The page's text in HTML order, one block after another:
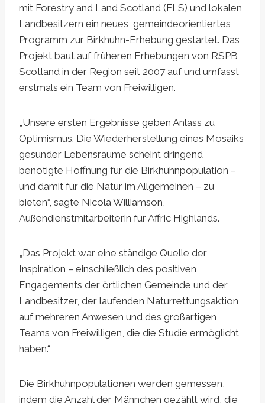
mit Forestry and Land Scotland (FLS) und lokalen
Landbesitzern ein neues, gemeindeorientiertes
Programm zur Birkhuhn-Erhebung gestartet. Das
Projekt baut auf früheren Erhebungen von RSPB
Scotland in der Region seit 2007 auf und umfasst
erstmals ein Team von Freiwilligen.
„Unsere ersten Ergebnisse geben Anlass zu
Optimismus. Die Wiederherstellung eines Mosaiks
gesunder Lebensräume scheint dringend
benötigte Hoffnung für die Birkhuhnpopulation –
und damit für die Natur im Allgemeinen – zu
bieten“, sagte Nicola Williamson,
Außendienstmitarbeiterin für Affric Highlands.
„Das Projekt war eine ständige Quelle der
Inspiration – einschließlich des positiven
Engagements der örtlichen Gemeinde und der
Landbesitzer, der laufenden Naturrettungsaktion
auf mehreren Anwesen und des großartigen
Teams von Freiwilligen, die die Studie ermöglicht
haben.“
Die Birkhuhnpopulationen werden gemessen,
indem die Anzahl der Männchen gezählt wird, die